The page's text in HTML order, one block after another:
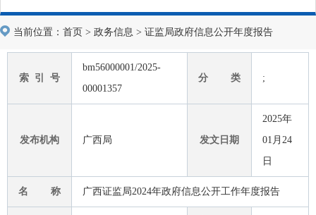
当前位置： 首页 > 政务信息 > 证监局政府信息公开年度报告
索 引 号
bm56000001/2025-
00001357
分 类 ;
发布机构 广西局 发文日期
2025年
01月24
日
名 称 广西证监局2024年政府信息公开工作年度报告